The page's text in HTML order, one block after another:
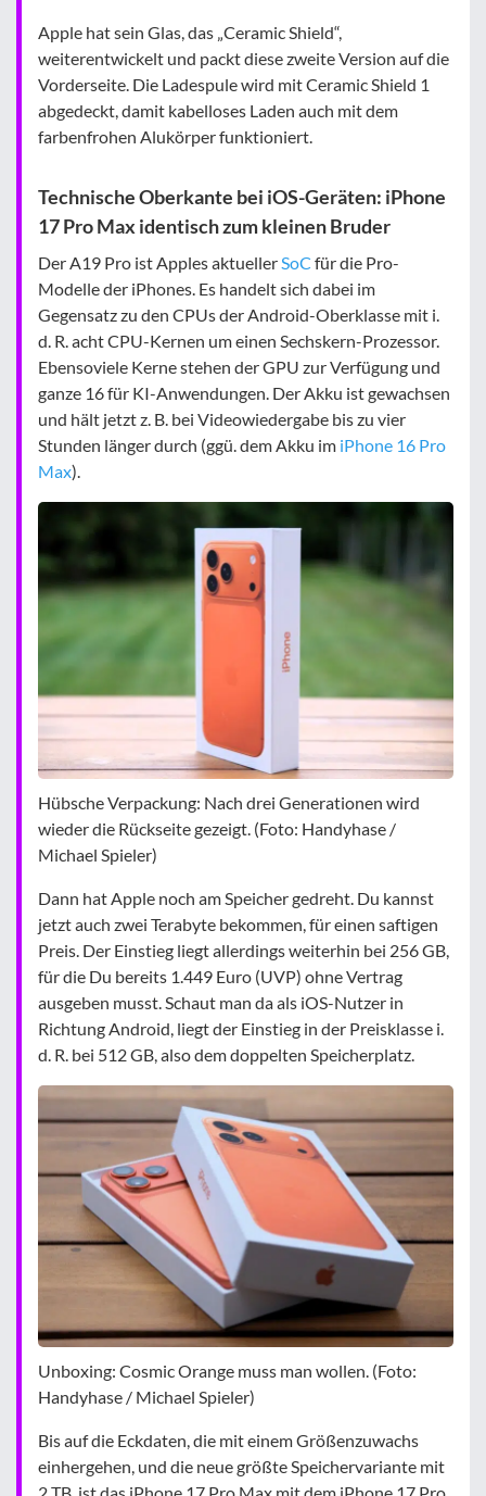
Apple hat sein Glas, das „Ceramic Shield“,
weiterentwickelt und packt diese zweite Version auf die
Vorderseite. Die Ladespule wird mit Ceramic Shield 1
abgedeckt, damit kabelloses Laden auch mit dem
farbenfrohen Alukörper funktioniert.
Technische Oberkante bei iOS-Geräten: iPhone
17 Pro Max identisch zum kleinen Bruder
Der A19 Pro ist Apples aktueller SoC für die Pro-
Modelle der iPhones. Es handelt sich dabei im
Gegensatz zu den CPUs der Android-Oberklasse mit i.
d. R. acht CPU-Kernen um einen Sechskern-Prozessor.
Ebensoviele Kerne stehen der GPU zur Verfügung und
ganze 16 für KI-Anwendungen. Der Akku ist gewachsen
und hält jetzt z. B. bei Videowiedergabe bis zu vier
Stunden länger durch (ggü. dem Akku im iPhone 16 Pro
Max).
Hübsche Verpackung: Nach drei Generationen wird
wieder die Rückseite gezeigt. (Foto: Handyhase /
Michael Spieler)
Dann hat Apple noch am Speicher gedreht. Du kannst
jetzt auch zwei Terabyte bekommen, für einen saftigen
Preis. Der Einstieg liegt allerdings weiterhin bei 256 GB,
für die Du bereits 1.449 Euro (UVP) ohne Vertrag
ausgeben musst. Schaut man da als iOS-Nutzer in
Richtung Android, liegt der Einstieg in der Preisklasse i.
d. R. bei 512 GB, also dem doppelten Speicherplatz.
Unboxing: Cosmic Orange muss man wollen. (Foto:
Handyhase / Michael Spieler)
Bis auf die Eckdaten, die mit einem Größenzuwachs
einhergehen, und die neue größte Speichervariante mit